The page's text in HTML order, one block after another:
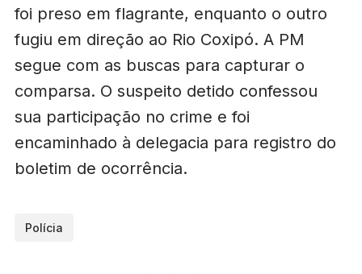
foi preso em flagrante, enquanto o outro
fugiu em direção ao Rio Coxipó. A PM
segue com as buscas para capturar o
comparsa. O suspeito detido confessou
sua participação no crime e foi
encaminhado à delegacia para registro do
boletim de ocorrência.
Polícia